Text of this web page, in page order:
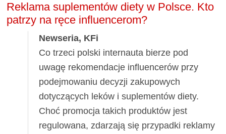
Reklama suplementów diety w Polsce. Kto
patrzy na ręce influencerom?
Newseria, KFi
Co trzeci polski internauta bierze pod
uwagę rekomendacje influencerów przy
podejmowaniu decyzji zakupowych
dotyczących leków i suplementów diety.
Choć promocja takich produktów jest
regulowana, zdarzają się przypadki reklamy